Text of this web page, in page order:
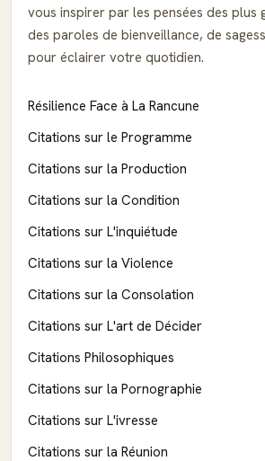
vous inspirer par les pensées des plus
des paroles de bienveillance, de
pour éclairer votre quotidien.
Résilience Face à La Rancune
Citations sur le Programme
Citations sur la Production
Citations sur la Condition
Citations sur L'inquiétude
Citations sur la Violence
Citations sur la Consolation
Citations sur L'art de Décider
Citations Philosophiques
Citations sur la Pornographie
Citations sur L'ivresse
Citations sur la Réunion